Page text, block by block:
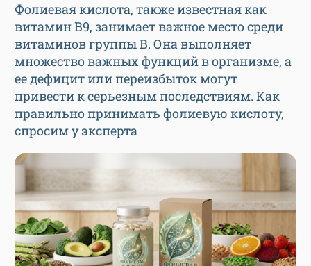
Фолиевая кислота, также известная как
витамин В9, занимает важное место среди
витаминов группы В. Она выполняет
множество важных функций в организме, а
ее дефицит или переизбыток могут
привести к серьезным последствиям. Как
правильно принимать фолиевую кислоту,
спросим у эксперта